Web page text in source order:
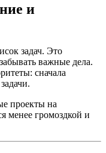
и
задач. Это
важные дела.
сначала
проекты на
менее громоздкой и